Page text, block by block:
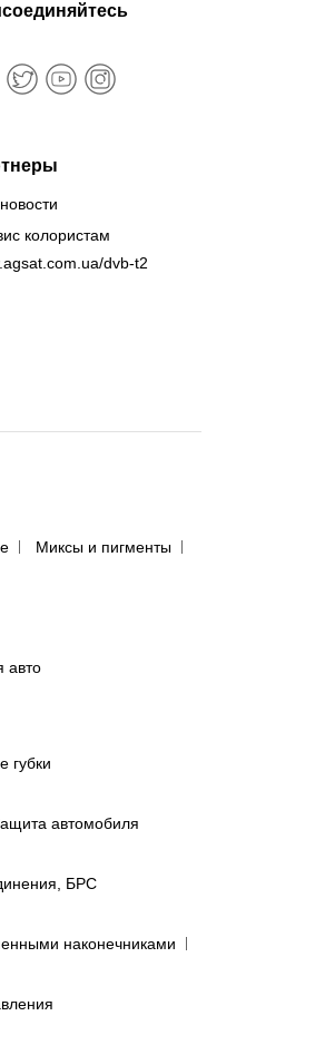
колористам
dvb-t2
Миксы и пигменты
авто
губки
автомобиля
БРС
наконечниками